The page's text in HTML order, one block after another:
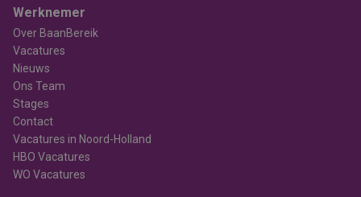
Werknemer
Over BaanBereik
Vacatures
Nieuws
Ons Team
Stages
Contact
Vacatures in Noord-Holland
HBO Vacatures
WO Vacatures